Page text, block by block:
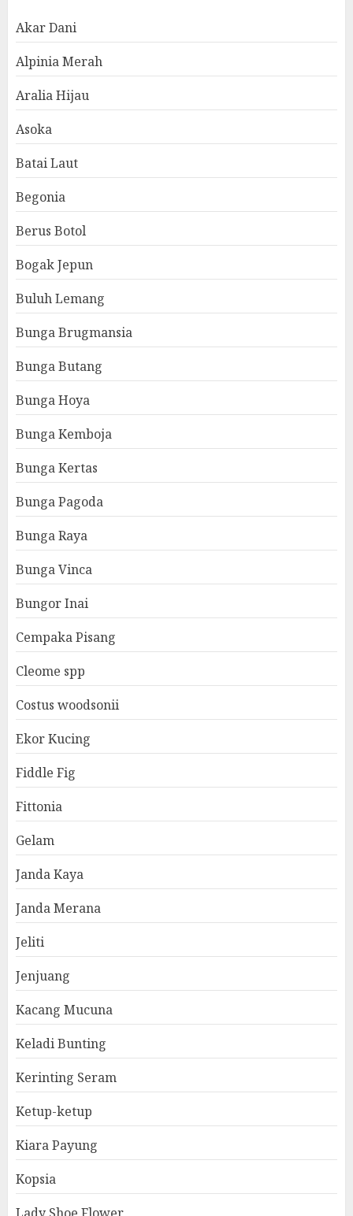
Akar Dani
Alpinia Merah
Aralia Hijau
Asoka
Batai Laut
Begonia
Berus Botol
Bogak Jepun
Buluh Lemang
Bunga Brugmansia
Bunga Butang
Bunga Hoya
Bunga Kemboja
Bunga Kertas
Bunga Pagoda
Bunga Raya
Bunga Vinca
Bungor Inai
Cempaka Pisang
Cleome spp
Costus woodsonii
Ekor Kucing
Fiddle Fig
Fittonia
Gelam
Janda Kaya
Janda Merana
Jeliti
Jenjuang
Kacang Mucuna
Keladi Bunting
Kerinting Seram
Ketup-ketup
Kiara Payung
Kopsia